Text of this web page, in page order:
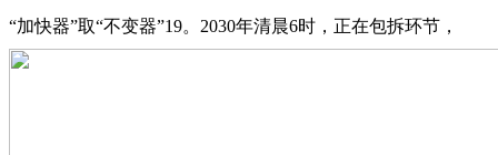
“加快器”取“不变器”19。2030年清晨6时，正在包拆环节，